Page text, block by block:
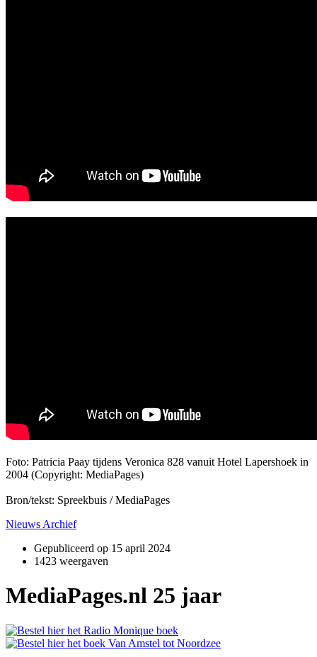
Foto: Patricia Paay tijdens Veronica 828 vanuit Hotel Lapershoek in
2004 (Copyright: MediaPages)
Bron/tekst: Spreekbuis / MediaPages
Nieuws Archief
Gepubliceerd op 15 april 2024
1423 weergaven
MediaPages.nl 25 jaar